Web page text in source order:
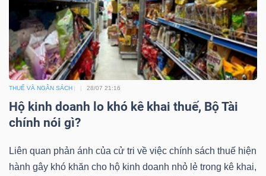
THUẾ VÀ NGÂN SÁCH 28/07 21:16
Hộ kinh doanh lo khó kê khai thuế, Bộ Tài
chính nói gì?
Liên quan phản ánh của cử tri về việc chính sách thuế hiện
hành gây khó khăn cho hộ kinh doanh nhỏ lẻ trong kê khai,